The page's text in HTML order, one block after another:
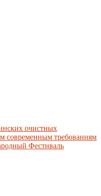
очистных
современным требованиям
Фестиваль